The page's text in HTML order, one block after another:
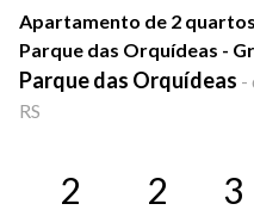
Apartamento de 2
Parque das Orquídeas -
Parque das Orquídeas -
RS
2 2 3